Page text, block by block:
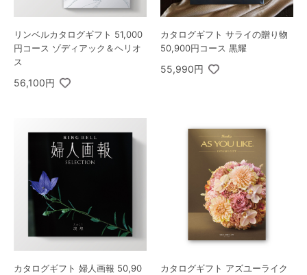
リンベルカタログギフト 51,000
円コース ゾディアック＆ヘリオ
ス
56,100円
カタログギフト サライの贈り物
50,900円コース 黒耀
55,990円
カタログギフト 婦人画報 50,90
カタログギフト アズユーライク